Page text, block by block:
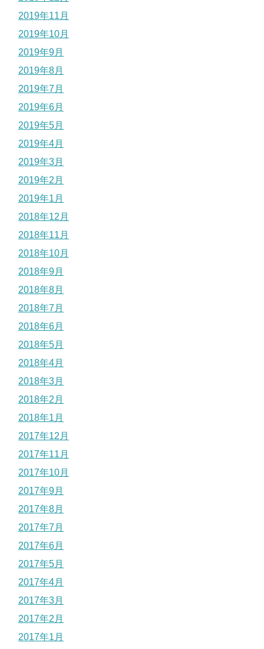
2019年11月
2019年10月
2019年9月
2019年8月
2019年7月
2019年6月
2019年5月
2019年4月
2019年3月
2019年2月
2019年1月
2018年12月
2018年11月
2018年10月
2018年9月
2018年8月
2018年7月
2018年6月
2018年5月
2018年4月
2018年3月
2018年2月
2018年1月
2017年12月
2017年11月
2017年10月
2017年9月
2017年8月
2017年7月
2017年6月
2017年5月
2017年4月
2017年3月
2017年2月
2017年1月